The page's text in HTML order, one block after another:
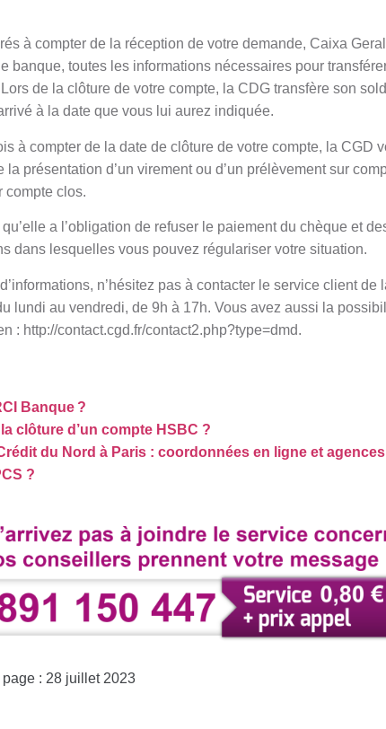
à compter de la réception de votre demande, Caixa
banque, toutes les informations nécessaires pour
de la clôture de votre compte, la CDG transfère son
à la date que vous lui aurez indiquée.
à compter de la date de clôture de votre compte, la CGD
présentation d’un virement ou d’un prélèvement sur
compte clos.
a l’obligation de refuser le paiement du chèque et
dans lesquelles vous pouvez régulariser votre situation.
n’hésitez pas à contacter le service client de
lundi au vendredi, de 9h à 17h. Vous avez aussi la
: http://contact.cgd.fr/contact2.php?type=dmd.
Banque ?
clôture d’un compte HSBC ?
du Nord à Paris : coordonnées en ligne et agences
?
: 28 juillet 2023